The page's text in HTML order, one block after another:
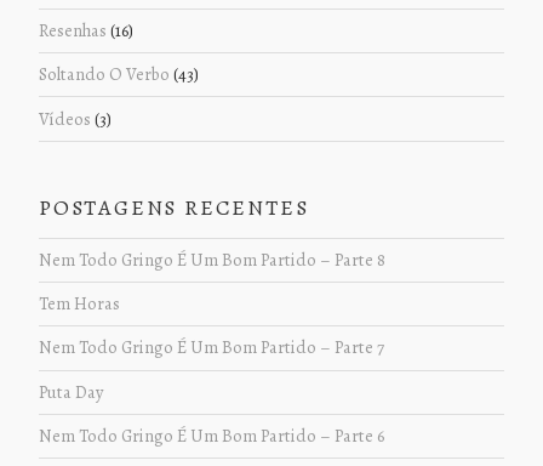
Resenhas (16)
Soltando O Verbo (43)
Vídeos (3)
POSTAGENS RECENTES
Nem Todo Gringo É Um Bom Partido – Parte 8
Tem Horas
Nem Todo Gringo É Um Bom Partido – Parte 7
Puta Day
Nem Todo Gringo É Um Bom Partido – Parte 6